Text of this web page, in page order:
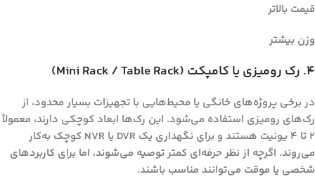
قیمت بالاتر
وزن بیشتر
۴. رک رومیزی یا کامپکت (Mini Rack / Table Rack)
در برخی پروژه‌های خانگی یا محیط‌هایی با تجهیزات بسیار محدود، از
رک‌های رومیزی استفاده می‌شود. این رک‌ها ابعاد کوچکی دارند، معمولاً
۲ تا ۴ یونیت هستند و برای نگهداری یک DVR یا NVR کوچک به‌کار
می‌روند. اگرچه از نظر حرفه‌ای کمتر توصیه می‌شوند، اما برای کاربردهای
شخصی یا موقت می‌توانند مناسب باشند.